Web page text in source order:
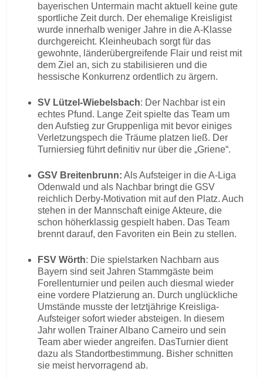
bayerischen Untermain macht aktuell keine gute
sportliche Zeit durch. Der ehemalige Kreisligist
wurde innerhalb weniger Jahre in die A-Klasse
durchgereicht. Kleinheubach sorgt für das
gewohnte, länderübergreifende Flair und reist mit
dem Ziel an, sich zu stabilisieren und die
hessische Konkurrenz ordentlich zu ärgern.
SV Lützel-Wiebelsbach: Der Nachbar ist ein
echtes Pfund. Lange Zeit spielte das Team um
den Aufstieg zur Gruppenliga mit bevor einiges
Verletzungspech die Träume platzen ließ. Der
Turniersieg führt definitiv nur über die „Griene“.
GSV Breitenbrunn: Als Aufsteiger in die A-Liga
Odenwald und als Nachbar bringt die GSV
reichlich Derby-Motivation mit auf den Platz. Auch
stehen in der Mannschaft einige Akteure, die
schon höherklassig gespielt haben. Das Team
brennt darauf, den Favoriten ein Bein zu stellen.
FSV Wörth: Die spielstarken Nachbarn aus
Bayern sind seit Jahren Stammgäste beim
Forellenturnier und peilen auch diesmal wieder
eine vordere Platzierung an. Durch unglückliche
Umstände musste der letztjährige Kreisliga-
Aufsteiger sofort wieder absteigen. In diesem
Jahr wollen Trainer Albano Carneiro und sein
Team aber wieder angreifen. DasTurnier dient
dazu als Standortbestimmung. Bisher schnitten
sie meist hervorragend ab.